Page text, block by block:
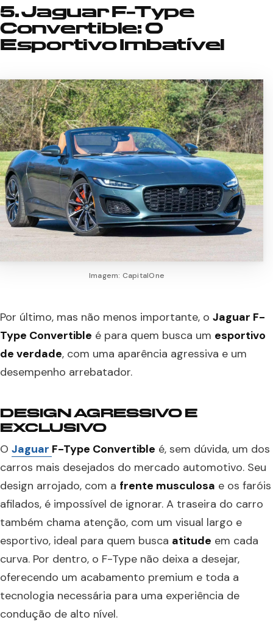
5. Jaguar F-Type
Convertible: O
Esportivo Imbatível
Imagem: CapitalOne
Por último, mas não menos importante, o Jaguar F-
Type Convertible é para quem busca um esportivo
de verdade, com uma aparência agressiva e um
desempenho arrebatador.
DESIGN AGRESSIVO E
EXCLUSIVO
O Jaguar F-Type Convertible é, sem dúvida, um dos
carros mais desejados do mercado automotivo. Seu
design arrojado, com a frente musculosa e os faróis
afilados, é impossível de ignorar. A traseira do carro
também chama atenção, com um visual largo e
esportivo, ideal para quem busca atitude em cada
curva. Por dentro, o F-Type não deixa a desejar,
oferecendo um acabamento premium e toda a
tecnologia necessária para uma experiência de
condução de alto nível.